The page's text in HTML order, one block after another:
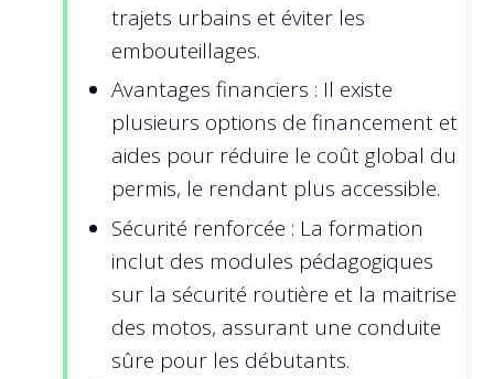
trajets urbains et éviter les
embouteillages.
Avantages financiers : Il existe
plusieurs options de financement et
aides pour réduire le coût global du
permis, le rendant plus accessible.
Sécurité renforcée : La formation
inclut des modules pédagogiques
sur la sécurité routière et la maitrise
des motos, assurant une conduite
sûre pour les débutants.